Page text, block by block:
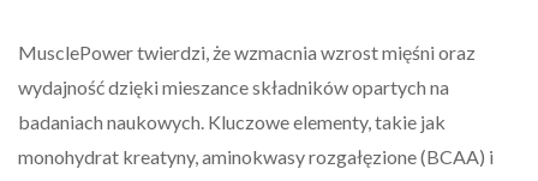
MusclePower twierdzi, że wzmacnia wzrost mięśni oraz
wydajność dzięki mieszance składników opartych na
badaniach naukowych. Kluczowe elementy, takie jak
monohydrat kreatyny, aminokwasy rozgałęzione (BCAA) i